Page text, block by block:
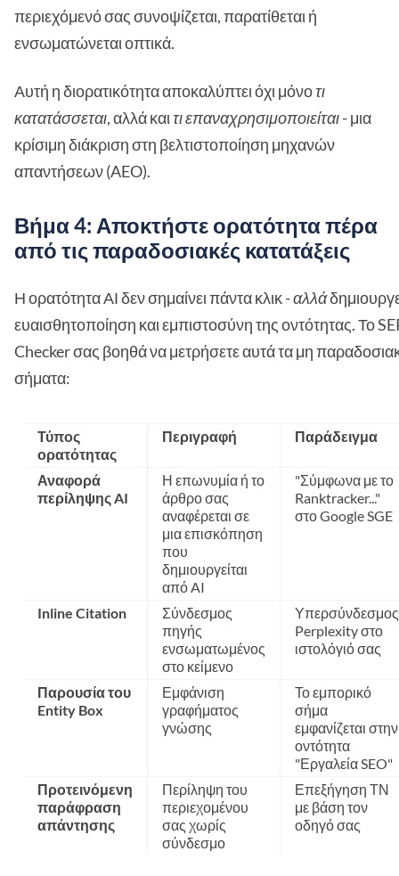
περιεχόμενό σας συνοψίζεται, παρατίθεται ή
ενσωματώνεται οπτικά.
Αυτή η διορατικότητα αποκαλύπτει όχι μόνοτι
κατατάσσεται, αλλά καιτι επαναχρησιμοποιείται- μια
κρίσιμη διάκριση στη βελτιστοποίηση μηχανών
απαντήσεων (AEO).
Βήμα 4: Αποκτήστε ορατότητα πέρα
από τις παραδοσιακές κατατάξεις
Η ορατότητα ΑΙ δεν σημαίνει πάντα κλικ -αλλά
ευαισθητοποίηση και εμπιστοσύνη της οντότητας. Το
Checker σας βοηθά να μετρήσετε αυτά τα μη
σήματα:
Τύπος
ορατότητας
Περιγραφή Παράδειγμα
Αναφορά
περίληψης AI
Η επωνυμία ή το
άρθρο σας
αναφέρεται σε
μια επισκόπηση
που
δημιουργείται
από AI
"Σύμφωνα με το
Ranktracker..."
στο Google SGE
Inline Citation
Σύνδεσμος
πηγής
ενσωματωμένος
στο κείμενο
Υπερσύνδεσμος
Perplexity στο
ιστολόγιό σας
Παρουσία του
Entity Box
Εμφάνιση
γραφήματος
γνώσης
Το εμπορικό
σήμα
εμφανίζεται στην
οντότητα
"Εργαλεία SEO"
Προτεινόμενη
παράφραση
απάντησης
Περίληψη του
περιεχομένου
σας χωρίς
σύνδεσμο
Επεξήγηση ΤΝ
με βάση τον
οδηγό σας